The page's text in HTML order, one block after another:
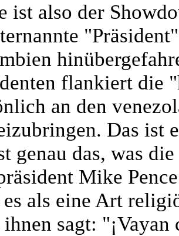
ist also der
flankiert die
an den
Das ist
genau das, was
Mike
als eine Art
ihnen sagt: